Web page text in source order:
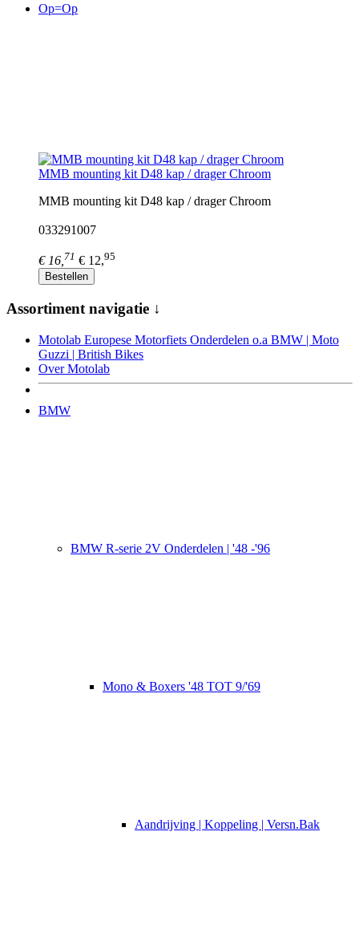
Op=Op
MMB mounting kit D48 kap / drager Chroom
MMB mounting kit D48 kap / drager Chroom
033291007
€ 16, 71 € 12,95
Bestellen
Assortiment navigatie ↓
Motolab Europese Motorfiets Onderdelen o.a BMW | Moto
Guzzi | British Bikes
Over Motolab
BMW
BMW R-serie 2V Onderdelen | '48 -'96
Mono & Boxers '48 TOT 9/'69
Aandrijving | Koppeling | Versn.Bak